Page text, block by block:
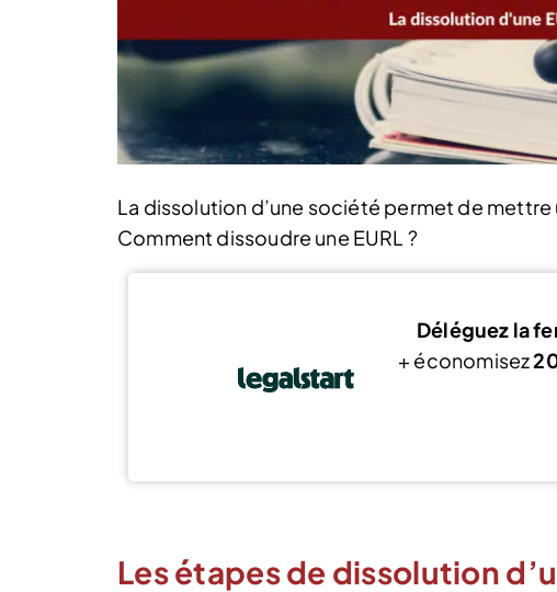
La dissolution d’une société permet de
Comment dissoudre une EURL ?
Déléguez la
+ économisez
Les étapes de dissolution